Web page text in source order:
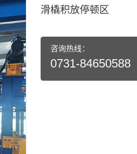
滑橇积放停顿区
咨询热线：
0731-84650588